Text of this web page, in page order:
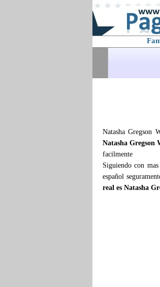
Natasha Gregson
Natasha Gregson
facilmente
Siguiendo con
español
real es Natasha